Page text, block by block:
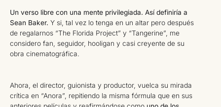
Un verso libre con una mente privilegiada. Así definiría a
Sean Baker. Y si, tal vez lo tenga en un altar pero después
de regalarnos “The Florida Project” y “Tangerine”, me
considero fan, seguidor, hooligan y casi creyente de su
obra cinematográfica.
Ahora, el director, guionista y productor, vuelca su mirada
crítica en “Anora”, repitiendo la misma fórmula que en sus